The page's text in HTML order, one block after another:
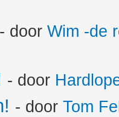
- door Wim -de
- door
- door Tom